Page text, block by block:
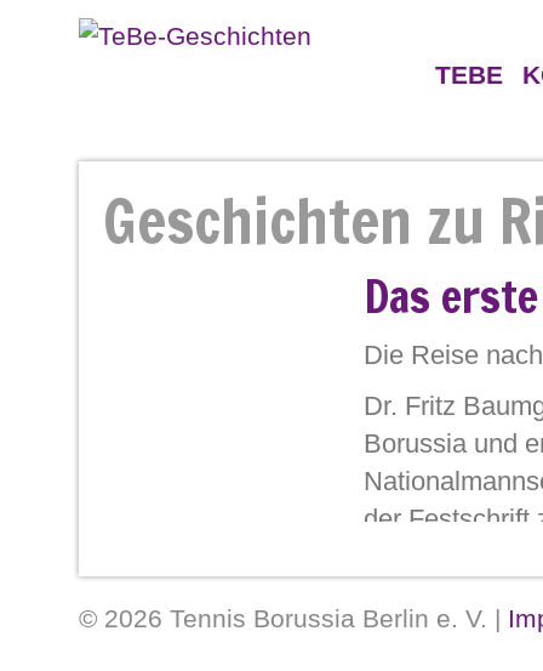
TEBE
Geschichten
Persönlichkeiten
Geschichten zu
Das
Die Reise
Dr. Fritz
Borussia und
der Festschrift
Strelitz führte.[...]
© 2026 Tennis Borussia Berlin e. V. |